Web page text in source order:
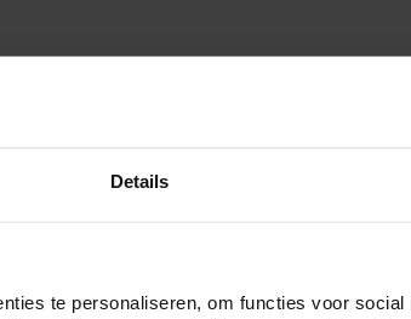
Details
te personaliseren, om functies voor social